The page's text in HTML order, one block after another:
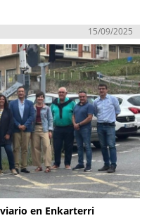
15/09/2025
en Enkarterri